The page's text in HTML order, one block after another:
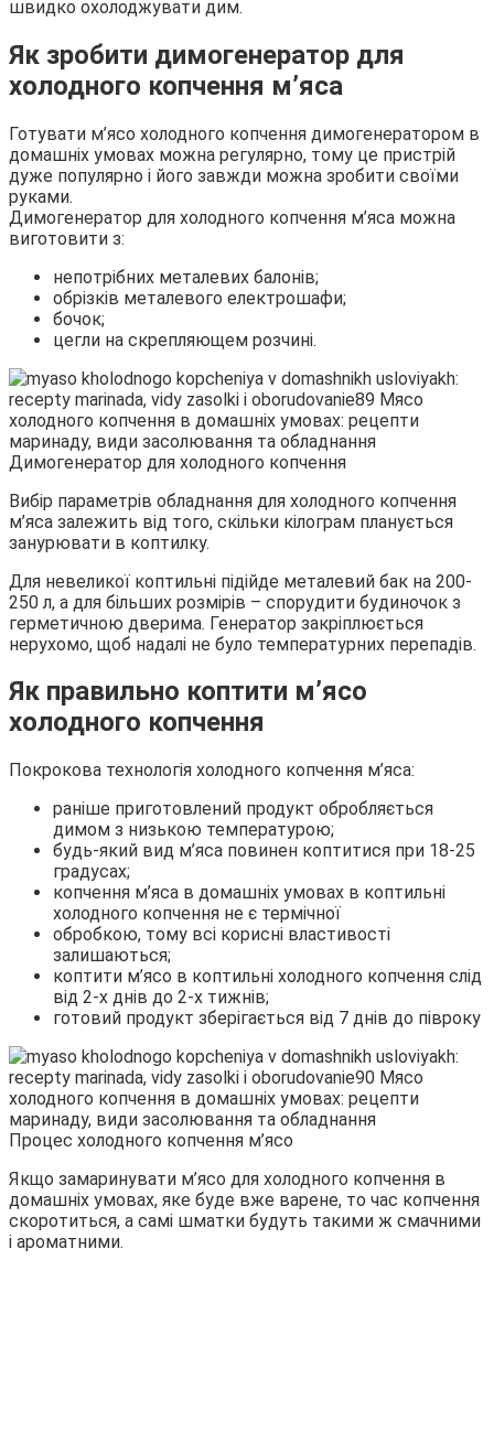
швидко охолоджувати дим.
Як зробити димогенератор для
холодного копчення м’яса
Готувати м’ясо холодного копчення димогенератором в
домашніх умовах можна регулярно, тому це пристрій
дуже популярно і його завжди можна зробити своїми
руками.
Димогенератор для холодного копчення м’яса можна
виготовити з:
непотрібних металевих балонів;
обрізків металевого електрошафи;
бочок;
цегли на скрепляющем розчині.
Димогенератор для холодного копчення
Вибір параметрів обладнання для холодного копчення
м’яса залежить від того, скільки кілограм планується
занурювати в коптилку.
Для невеликої коптильні підійде металевий бак на 200-
250 л, а для більших розмірів – спорудити будиночок з
герметичною дверима. Генератор закріплюється
нерухомо, щоб надалі не було температурних перепадів.
Як правильно коптити м’ясо
холодного копчення
Покрокова технологія холодного копчення м’яса:
раніше приготовлений продукт обробляється
димом з низькою температурою;
будь-який вид м’яса повинен коптитися при 18-25
градусах;
копчення м’яса в домашніх умовах в коптильні
холодного копчення не є термічної
обробкою, тому всі корисні властивості
залишаються;
коптити м’ясо в коптильні холодного копчення слід
від 2-х днів до 2-х тижнів;
готовий продукт зберігається від 7 днів до півроку
Процес холодного копчення м’ясо
Якщо замаринувати м’ясо для холодного копчення в
домашніх умовах, яке буде вже варене, то час копчення
скоротиться, а самі шматки будуть такими ж смачними
і ароматними.